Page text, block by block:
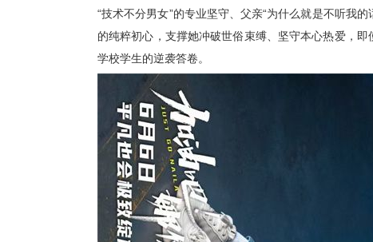
“技术不分男女”的专业坚守、父亲“为什么就是不听我的
的纯粹初心， 支撑她冲破世俗束缚、坚守本心热爱，即
学校学生的逆袭答卷。